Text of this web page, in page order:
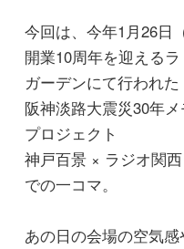
今回は、今年1月26日
開業10周年を迎える
ガーデンにて行われた
阪神淡路大震災30年
プロジェクト
神戸百景 × ラジオ関
での一コマ。
あの日の会場の空気感